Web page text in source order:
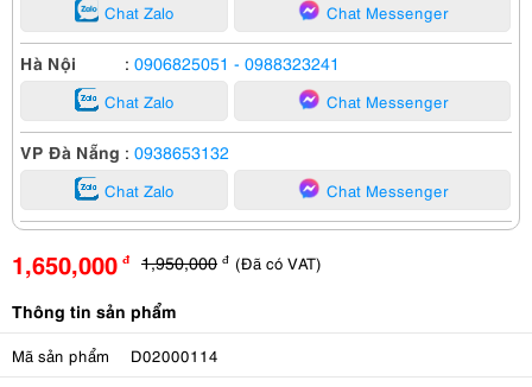
Chat Zalo Chat Messenger
Hà Nội : 0906825051 - 0988323241
Chat Zalo Chat Messenger
VP Đà Nẵng : 0938653132
Chat Zalo Chat Messenger
1,650,000 đ 1,950,000 đ (Đã có VAT)
Thông tin sản phẩm
Mã sản phẩm D02000114